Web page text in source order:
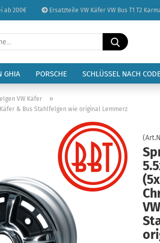
ab 200€ Ersatzteile VW Käfer VW Bus T1 T2
Sprache auswählen
Lieferland
Konto erstellen
Passwort
Suche...
GHIA PORSCHE SCHLÜSSEL NACH
VW Käfer »
& Bus Stahlfelgen wie original Lemmerz